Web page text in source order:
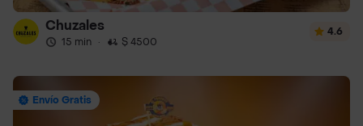
Chuzales
15 min · $ 4500
4.6
Envío Gratis